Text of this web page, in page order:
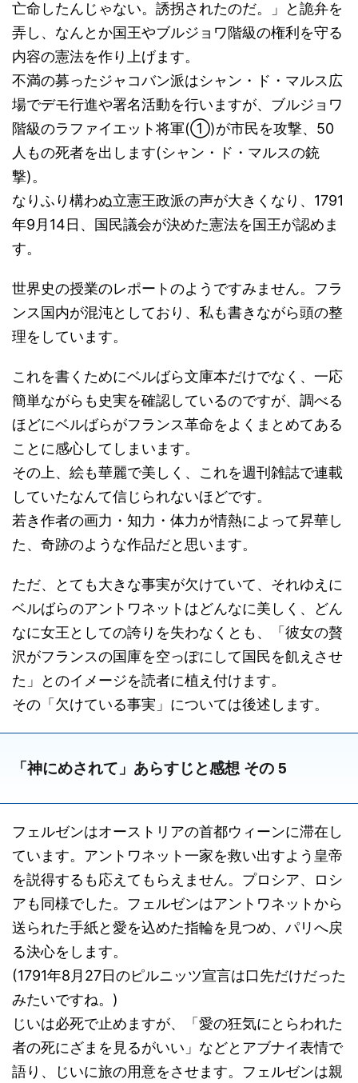
亡命したんじゃない。誘拐されたのだ。」と詭弁を
弄し、なんとか国王やブルジョワ階級の権利を守る
内容の憲法を作り上げます。
不満の募ったジャコバン派はシャン・ド・マルス広
場でデモ行進や署名活動を行いますが、ブルジョワ
階級のラファイエット将軍(①)が市民を攻撃、50
人もの死者を出します(シャン・ド・マルスの銃
撃)。
なりふり構わぬ立憲王政派の声が大きくなり、1791
年9月14日、国民議会が決めた憲法を国王が認めま
す。
世界史の授業のレポートのようですみません。フラ
ンス国内が混沌としており、私も書きながら頭の整
理をしています。
これを書くためにベルばら文庫本だけでなく、一応
簡単ながらも史実を確認しているのですが、調べる
ほどにベルばらがフランス革命をよくまとめてある
ことに感心してしまいます。
その上、絵も華麗で美しく、これを週刊雑誌で連載
していたなんて信じられないほどです。
若き作者の画力・知力・体力が情熱によって昇華し
た、奇跡のような作品だと思います。
ただ、とても大きな事実が欠けていて、それゆえに
ベルばらのアントワネットはどんなに美しく、どん
なに女王としての誇りを失わなくとも、「彼女の贅
沢がフランスの国庫を空っぽにして国民を飢えさせ
た」とのイメージを読者に植え付けます。
その「欠けている事実」については後述します。
「神にめされて」あらすじと感想 その 5
フェルゼンはオーストリアの首都ウィーンに滞在し
ています。アントワネット一家を救い出すよう皇帝
を説得するも応えてもらえません。プロシア、ロシ
アも同様でした。フェルゼンはアントワネットから
送られた手紙と愛を込めた指輪を見つめ、パリへ戻
る決心をします。
(1791年8月27日のピルニッツ宣言は口先だけだった
みたいですね。)
じいは必死で止めますが、「愛の狂気にとらわれた
者の死にざまを見るがいい」などとアブナイ表情で
語り、じいに旅の用意をさせます。フェルゼンは親